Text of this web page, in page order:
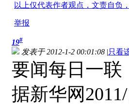
以上仅代表作者观点，文责自负
举报
19#
发表于 2012-1-2 00:01:08 |只看
要闻每日一联
据新华网